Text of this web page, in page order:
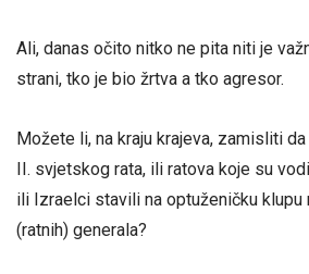
Ali, danas očito nitko ne pita niti je
strani, tko je bio žrtva a tko agresor.
Možete li, na kraju krajeva, zamisliti
II. svjetskog rata, ili ratova koje su
ili Izraelci stavili na optuženičku klupu
(ratnih) generala?